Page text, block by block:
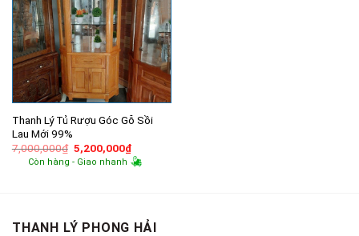
Thanh Lý Tủ Rượu Góc Gỗ Sồi
Lau Mới 99%
7,000,000₫ Giá
gốc
là:
5,200,000₫Giá
hiện
tại
Còn hàng - Giao nhanh
THANH LÝ PHONG HẢI